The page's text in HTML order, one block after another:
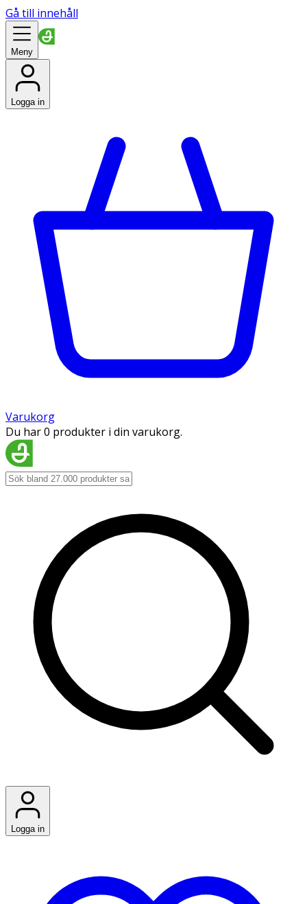
Gå till innehåll
Meny
Logga in
Varukorg
Du har 0 produkter i din varukorg.
Logga in